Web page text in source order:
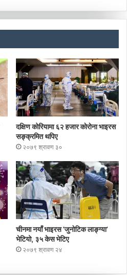
दक्षिण कोरियामा ६२ हजार कोरोना भाइरस
सङ्क्रमित थपिए
२०७९ श्रावण ३०
चीनमा नयाँ भाइरस ‘जुनोटिक लाङ्ग्या’
भेटियो, ३५ केस भेटिए
२०७९ श्रावण २४